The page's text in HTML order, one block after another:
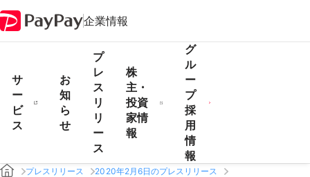
企業情報
サ
ー
ビ
ス
お
知
ら
せ
プ
レ
ス
リ
リ
ー
ス
株
主・
投資
家情
報
グ
ル
ー
プ
採
用
情
報
プレスリリース
2020年2月6日のプレスリリース